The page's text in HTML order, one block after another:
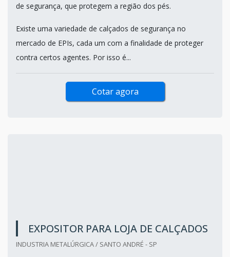
de segurança, que protegem a região dos pés.
Existe uma variedade de calçados de segurança no
mercado de EPIs, cada um com a finalidade de proteger
contra certos agentes. Por isso é...
Cotar agora
EXPOSITOR PARA LOJA DE CALÇADOS
INDUSTRIA METALÚRGICA / SANTO ANDRÉ - SP